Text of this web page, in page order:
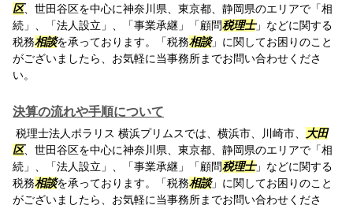
区、世田谷区を中心に神奈川県、東京都、静岡県のエリアで「相
続」、「法人設立」、「事業承継」「顧問税理士」などに関する
税務相談を承っております。「税務相談」に関してお困りのこと
がございましたら、お気軽に当事務所までお問い合わせくださ
い。
決算の流れや手順について
税理士法人ポラリス 横浜プリムスでは、横浜市、川崎市、
大田
区、世田谷区を中心に神奈川県、東京都、静岡県のエリアで「相
続」、「法人設立」、「事業承継」「顧問税理士」などに関する
税務相談を承っております。「税務相談」に関してお困りのこと
がございましたら、お気軽に当事務所までお問い合わせくださ